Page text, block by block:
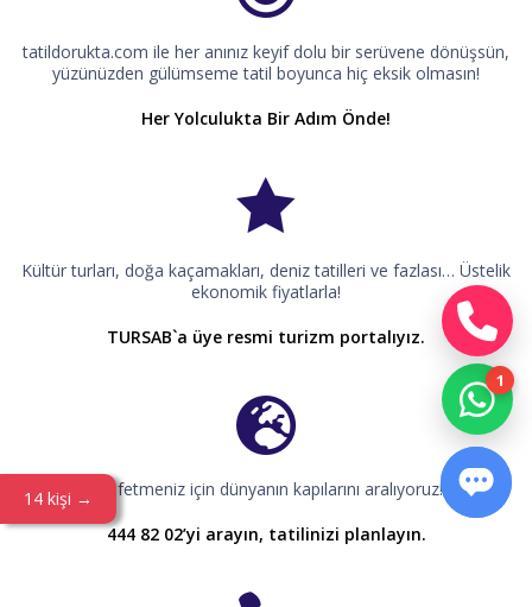
tatildorukta.com ile her anınız keyif dolu bir serüvene dönüşsün,
yüzünüzden gülümseme tatil boyunca hiç eksik olmasın!
Her Yolculukta Bir Adım Önde!
Kültür turları, doğa kaçamakları, deniz tatilleri ve fazlası… Üstelik
ekonomik fiyatlarla!
TURSAB`a üye resmi turizm portalıyız.
Keşfetmeniz için dünyanın kapılarını aralıyoruz!
444 82 02’yi arayın, tatilinizi planlayın.
14 kişi →